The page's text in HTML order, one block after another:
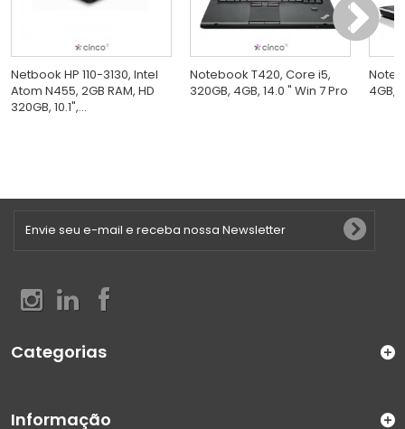
Netbook HP 110-3130, Intel
Atom N455, 2GB RAM, HD
320GB, 10.1",...
Notebook T420, Core i5,
320GB, 4GB, 14.0 " Win 7 Pro
4GB,
Categorias
Informação